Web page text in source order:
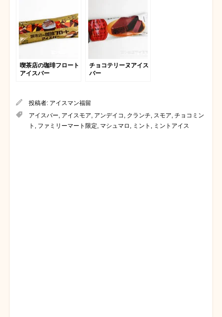
喫茶店の珈琲フロート
アイスバー
チョコテリーヌアイス
バー
投稿者: アイスマン福留
アイスバー アイスモア アンデイコ クランチ スモア チョコミン
ト
ファミリーマート限定 マシュマロ ミント ミントアイス